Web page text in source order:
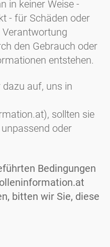
in keiner Weise -
- für Schäden oder
den Gebrauch oder
entstehen.
auf, uns in
sollten sie
oder
Bedingungen
bitten wir Sie, diese